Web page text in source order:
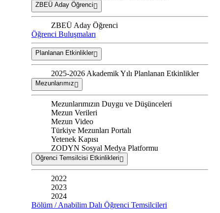
ZBEÜ Aday Öğrenci
ZBEÜ Aday Öğrenci
Öğrenci Buluşmaları
Planlanan Etkinlikler
2025-2026 Akademik Yılı Planlanan Etkinlikler
Mezunlarımız
Mezunlarımızın Duygu ve Düşünceleri
Mezun Verileri
Mezun Video
Türkiye Mezunları Portalı
Yetenek Kapısı
ZODYN Sosyal Medya Platformu
Öğrenci Temsilcisi Etkinlikleri
2022
2023
2024
Bölüm / Anabilim Dalı Öğrenci Temsilcileri